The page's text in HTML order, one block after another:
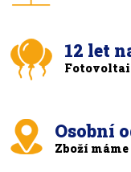
12 let
Osobní
Zboží